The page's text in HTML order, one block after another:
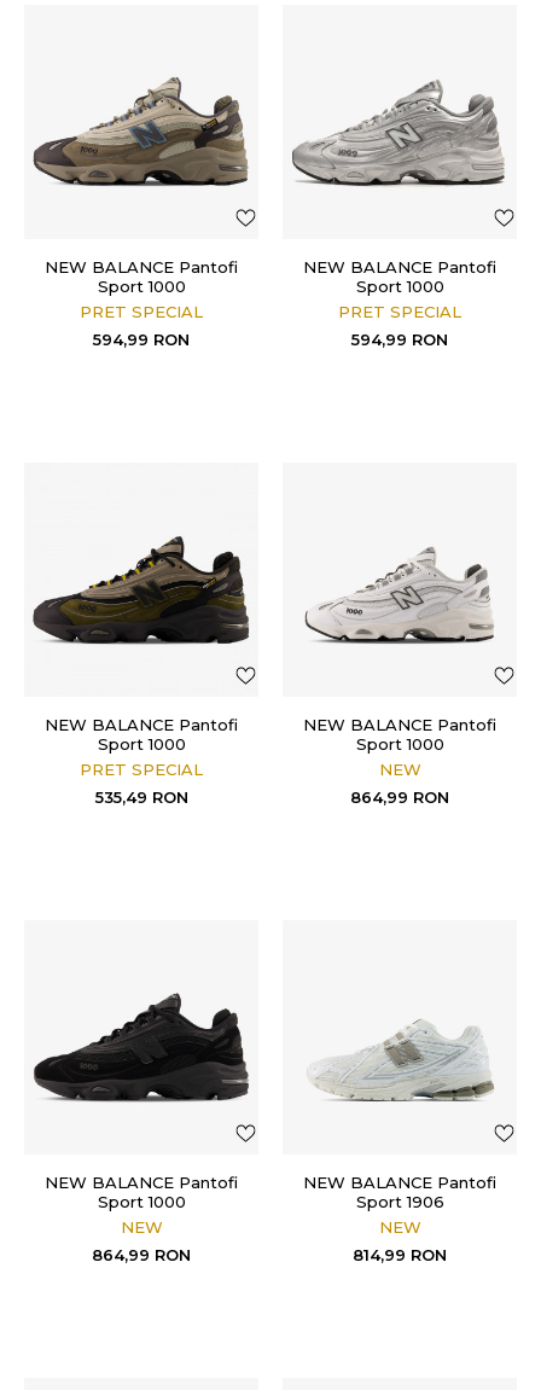
NEW BALANCE Pantofi
Sport 1000
PRET SPECIAL
594,99 RON
NEW BALANCE Pantofi
Sport 1000
PRET SPECIAL
594,99 RON
NEW BALANCE Pantofi
Sport 1000
PRET SPECIAL
535,49 RON
NEW BALANCE Pantofi
Sport 1000
NEW
864,99 RON
NEW BALANCE Pantofi
Sport 1000
NEW
864,99 RON
NEW BALANCE Pantofi
Sport 1906
NEW
814,99 RON